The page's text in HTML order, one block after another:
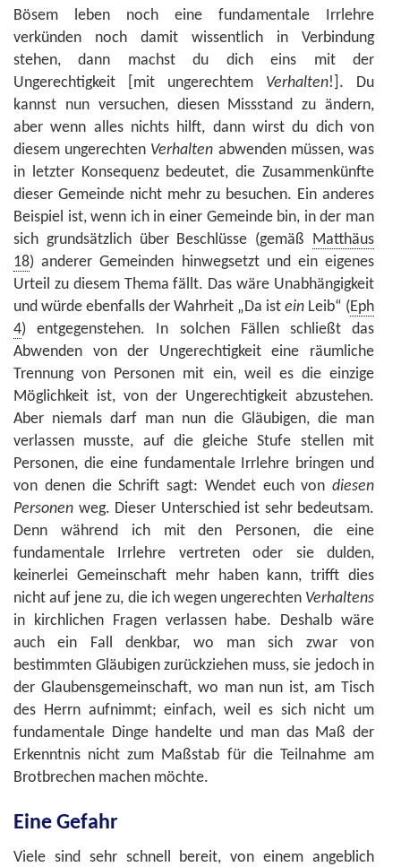
Bösem leben noch eine fundamentale Irrlehre
verkünden noch damit wissentlich in Verbindung
stehen, dann machst du dich eins mit der
Ungerechtigkeit [mit ungerechtem Verhalten!]. Du
kannst nun versuchen, diesen Missstand zu ändern,
aber wenn alles nichts hilft, dann wirst du dich von
diesem ungerechten Verhalten abwenden müssen, was
in letzter Konsequenz bedeutet, die Zusammenkünfte
dieser Gemeinde nicht mehr zu besuchen. Ein anderes
Beispiel ist, wenn ich in einer Gemeinde bin, in der man
sich grundsätzlich über Beschlüsse (gemäß Matthäus
18) anderer Gemeinden hinwegsetzt und ein eigenes
Urteil zu diesem Thema fällt. Das wäre Unabhängigkeit
und würde ebenfalls der Wahrheit „Da ist ein Leib“ (Eph
4) entgegenstehen. In solchen Fällen schließt das
Abwenden von der Ungerechtigkeit eine räumliche
Trennung von Personen mit ein, weil es die einzige
Möglichkeit ist, von der Ungerechtigkeit abzustehen.
Aber niemals darf man nun die Gläubigen, die man
verlassen musste, auf die gleiche Stufe stellen mit
Personen, die eine fundamentale Irrlehre bringen und
von denen die Schrift sagt: Wendet euch von diesen
Personen weg. Dieser Unterschied ist sehr bedeutsam.
Denn während ich mit den Personen, die eine
fundamentale Irrlehre vertreten oder sie dulden,
keinerlei Gemeinschaft mehr haben kann, trifft dies
nicht auf jene zu, die ich wegen ungerechten Verhaltens
in kirchlichen Fragen verlassen habe. Deshalb wäre
auch ein Fall denkbar, wo man sich zwar von
bestimmten Gläubigen zurückziehen muss, sie jedoch in
der Glaubensgemeinschaft, wo man nun ist, am Tisch
des Herrn aufnimmt; einfach, weil es sich nicht um
fundamentale Dinge handelte und man das Maß der
Erkenntnis nicht zum Maßstab für die Teilnahme am
Brotbrechen machen möchte.
Eine Gefahr
Viele sind sehr schnell bereit, von einem angeblich